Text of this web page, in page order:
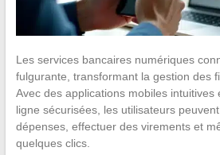
Les services bancaires numériques
fulgurante, transformant la gestion des
Avec des applications mobiles intuitives
ligne sécurisées, les utilisateurs
dépenses, effectuer des virements et
quelques clics.